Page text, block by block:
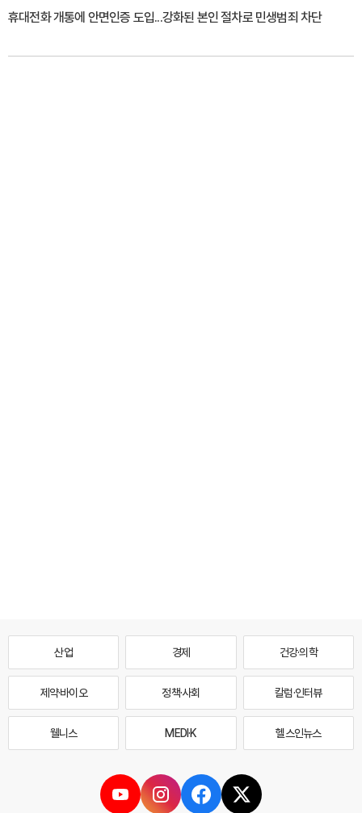
휴대전화 개통에 안면인증 도입...강화된 본인 절차로 민생범죄 차단
산업 경제 건강·의학
제약·바이오 정책·사회 칼럼·인터뷰
웰니스 MEDI·K 헬스인뉴스